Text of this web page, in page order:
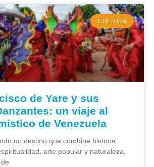
CULTURA
de Yare y sus
un viaje al
de Venezuela
un destino que combine historia
arte popular y naturaleza,